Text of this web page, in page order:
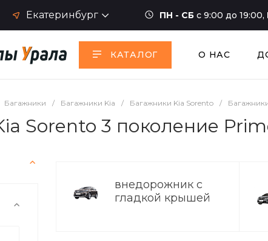
Екатеринбург ПН - СБ с 9:00 до 19:00,
КАТАЛОГ О НАС
Багажники / Багажники Kia / Багажники Kia Sorento /
Sorento 3 поколение
внедорожник с
гладкой крышей